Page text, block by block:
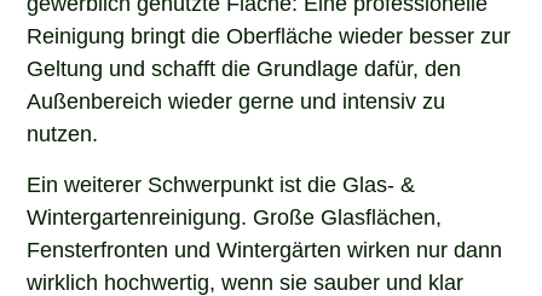
Reinigung bringt die Oberfläche wieder besser zur
Geltung und schafft die Grundlage dafür, den
Außenbereich wieder gerne und intensiv zu
nutzen.
Ein weiterer Schwerpunkt ist die Glas- &
Wintergartenreinigung. Große Glasflächen,
Fensterfronten und Wintergärten wirken nur dann
wirklich hochwertig, wenn sie sauber und klar